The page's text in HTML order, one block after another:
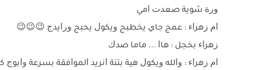
ﻭﺭﺓ ﺷﻮﻳﺔ ﺻﻌﺪﺕ ﺍﻣﻲ
ﺍﻡ ﺯﻫﺮﺍﺀ : ﻋﻤﺞ ﺟﺎﻱ ﻳﺨﻄﺒﺞ ﻭﻳﻜﻮﻝ ﻳﺤﺒﺞ ﻭﺭﺍﻳﺪﺝ 😉😉😉
ﺯﻫﺮﺍﺀ ﺑﺨﺠﻞ : ﻫﺎﺍ ... ﻣﺎﻣﺎ ﺻﺪﻙ
ﺍﻡ ﺯﻫﺮﺍﺀ : ﻭﺍﻟﻠﻪ ﻭﻳﻜﻮﻝ ﻫﻴﺔ ﺑﺘﻨﺔ ﺍﻧﺮﻳﺪ ﺍﻟﻤﻮﺍﻓﻘﺔ ﺑﺴﺮﻋﺔ ﻭﺍﺑﻮﺝ